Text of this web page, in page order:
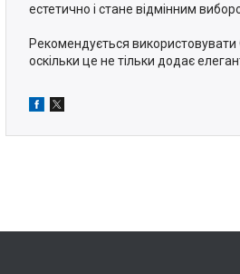
естетично і стане відмінним
Рекомендується
оскільки це не тільки додає